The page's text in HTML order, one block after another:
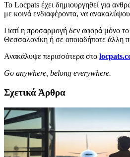
Το Locpats έχει δημιουργηθεί για
με κοινά ενδιαφέροντα, να
Γιατί η προσαρμογή δεν αφορά μόνο το
Θεσσαλονίκη ή σε οποιαδήποτε άλλη
Ανακάλυψε περισσότερα στο
Go anywhere, belong everywhere.
Σχετικά Άρθρα